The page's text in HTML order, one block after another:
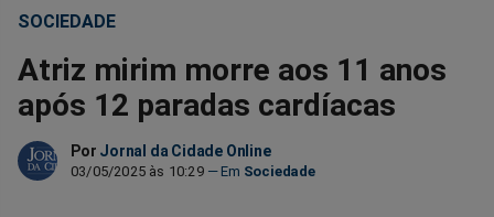
Compartilhar
no
Facebook
Compartilhar
no
Whatsapp
no
Twitter
no
Messenger
no
no
SOCIEDADE
Atriz mirim morre aos 11 anos
após 12 paradas cardíacas
Por Jornal da Cidade Online
03/05/2025 às 10:29 Sociedade